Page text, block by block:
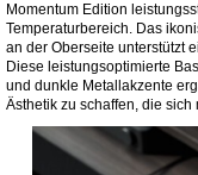
Momentum Edition
Temperaturbereich. Das
an der Oberseite unterstützt
Diese leistungsoptimierte
und dunkle Metallakzente
Ästhetik zu schaffen, die